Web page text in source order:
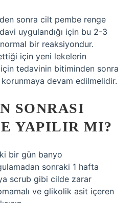
sonra cilt pembe renge
uygulandığı için bu 2-3
bir reaksiyondur.
için yeni lekelerin
için tedavinin bitiminden sonra
devam edilmelidir.
SONRASI
YAPILIR MI?
bir gün banyo
sonraki 1 hafta
scrub gibi cilde zarar
ve glikolik asit içeren